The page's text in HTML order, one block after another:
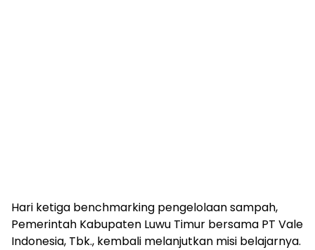
Hari ketiga benchmarking pengelolaan sampah,
Pemerintah Kabupaten Luwu Timur bersama PT Vale
Indonesia, Tbk., kembali melanjutkan misi belajarnya.